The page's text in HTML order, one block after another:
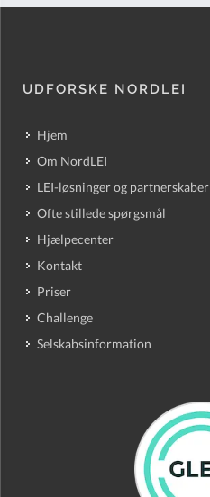
UDFORSKE NORDLEI
Hjem
Om NordLEI
LEI-løsninger og partnerskaber
Ofte stillede spørgsmål
Hjælpecenter
Kontakt
Priser
Challenge
Selskabsinformation